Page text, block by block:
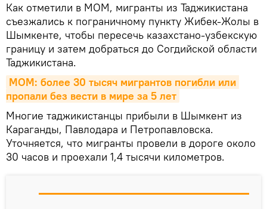
Как отметили в МОМ, мигранты из Таджикистана
съезжались к пограничному пункту Жибек-Жолы в
Шымкенте, чтобы пересечь казахстано-узбекскую
границу и затем добраться до Согдийской области
Таджикистана.
МОМ: более 30 тысяч мигрантов погибли или
пропали без вести в мире за 5 лет
Многие таджикистанцы прибыли в Шымкент из
Караганды, Павлодара и Петропавловска.
Уточняется, что мигранты провели в дороге около
30 часов и проехали 1,4 тысячи километров.